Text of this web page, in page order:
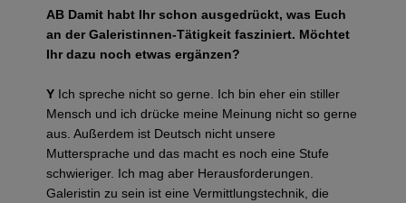
AB Damit habt Ihr schon ausgedrückt, was Euch
an der Galeristinnen-Tätigkeit fasziniert. Möchtet
Ihr dazu noch etwas ergänzen?
Y Ich spreche nicht so gerne. Ich bin eher ein stiller
Mensch und ich drücke meine Meinung nicht so gerne
aus. Außerdem ist Deutsch nicht unsere
Muttersprache und das macht es noch eine Stufe
schwieriger. Ich mag aber Herausforderungen.
Galeristin zu sein ist eine Vermittlungstechnik, die